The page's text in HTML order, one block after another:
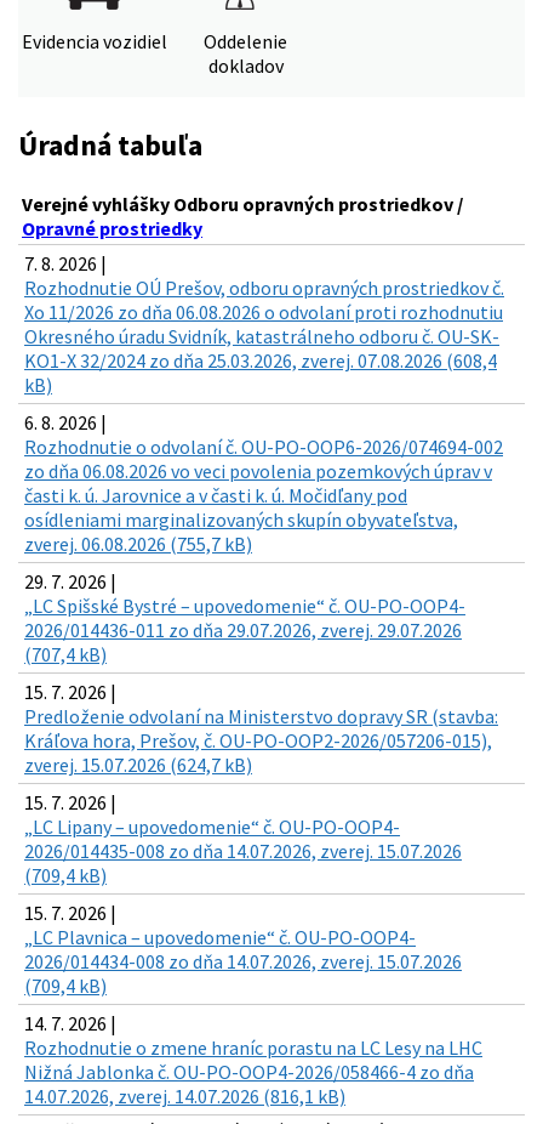
Evidencia vozidiel
Oddelenie
dokladov
Úradná tabuľa
Verejné vyhlášky Odboru opravných prostriedkov /
Opravné prostriedky
7. 8. 2026 |
Rozhodnutie OÚ Prešov, odboru opravných prostriedkov č.
Xo 11/2026 zo dňa 06.08.2026 o odvolaní proti rozhodnutiu
Okresného úradu Svidník, katastrálneho odboru č. OU-SK-
KO1-X 32/2024 zo dňa 25.03.2026, zverej. 07.08.2026 (608,4
kB)
6. 8. 2026 |
Rozhodnutie o odvolaní č. OU-PO-OOP6-2026/074694-002
zo dňa 06.08.2026 vo veci povolenia pozemkových úprav v
časti k. ú. Jarovnice a v časti k. ú. Močidľany pod
osídleniami marginalizovaných skupín obyvateľstva,
zverej. 06.08.2026 (755,7 kB)
29. 7. 2026 |
„LC Spišské Bystré – upovedomenie“ č. OU-PO-OOP4-
2026/014436-011 zo dňa 29.07.2026, zverej. 29.07.2026
(707,4 kB)
15. 7. 2026 |
Predloženie odvolaní na Ministerstvo dopravy SR (stavba:
Kráľova hora, Prešov, č. OU-PO-OOP2-2026/057206-015),
zverej. 15.07.2026 (624,7 kB)
15. 7. 2026 |
„LC Lipany – upovedomenie“ č. OU-PO-OOP4-
2026/014435-008 zo dňa 14.07.2026, zverej. 15.07.2026
(709,4 kB)
15. 7. 2026 |
„LC Plavnica – upovedomenie“ č. OU-PO-OOP4-
2026/014434-008 zo dňa 14.07.2026, zverej. 15.07.2026
(709,4 kB)
14. 7. 2026 |
Rozhodnutie o zmene hraníc porastu na LC Lesy na LHC
Nižná Jablonka č. OU-PO-OOP4-2026/058466-4 zo dňa
14.07.2026, zverej. 14.07.2026 (816,1 kB)